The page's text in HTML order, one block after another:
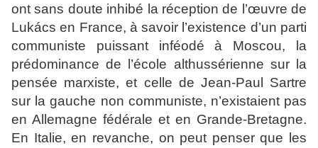
ont sans doute inhibé la réception de l’œuvre de
Lukács en France, à savoir l’existence d’un parti
communiste puissant inféodé à Moscou, la
prédominance de l’école althussérienne sur la
pensée marxiste, et celle de Jean-Paul Sartre
sur la gauche non communiste, n’existaient pas
en Allemagne fédérale et en Grande-Bretagne.
En Italie, en revanche, on peut penser que les